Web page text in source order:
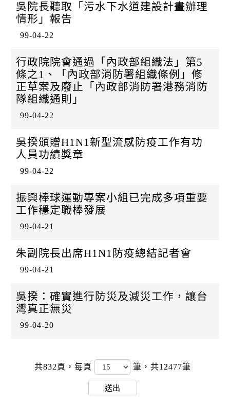
吳院長聽取「污水下水道建設計畫辦理
情形」報告
99-04-22
行政院院會通過「內政部組織法」第5
條之1、「內政部消防署組織條例」修
正草案及廢止「內政部消防署港務消防
隊組織通則」
99-04-22
吳揆頒贈H1N1新型流感防疫工作有功
人員功績獎章
99-04-22
振興棒球運動專案小組已完成多項重要
工作穩定職棒發展
99-04-21
朱副院長出席H1N1防疫總結記者會
99-04-21
吳揆：確實進行防災及減災工作，讓台
灣真正無災
99-04-20
共832頁， 每頁 筆，共12477筆
送出